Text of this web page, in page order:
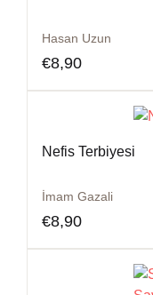
Hasan Uzun
€8,90
Nefis Terbiyesi
İmam Gazali
€8,90